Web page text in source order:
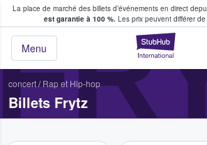
La place de marché des billets d’événements en direct
est garantie à 100 %. Les prix peuvent différer
Menu
fans achètent et vendent
concert/ Rap et Hip-hop
Billets Frytz